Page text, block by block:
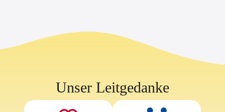
Unser Leitgedanke